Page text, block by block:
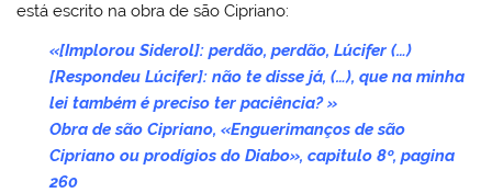
está escrito na obra de são Cipriano:
«[Implorou Siderol]: perdão, perdão, Lúcifer (…)
[Respondeu Lúcifer]: não te disse já, (…), que na minha
lei também é preciso ter paciência? »
Obra de são Cipriano, «Enguerimanços de são
Cipriano ou prodígios do Diabo», capitulo 8º, pagina
260